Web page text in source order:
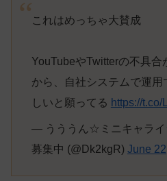
これはめっちゃ大賛成
YouTubeやTwitterの不具
から、自社システムで運
しいと願ってる https://
— うううん☆ミニキャライ
募集中 (@Dk2kgR) June